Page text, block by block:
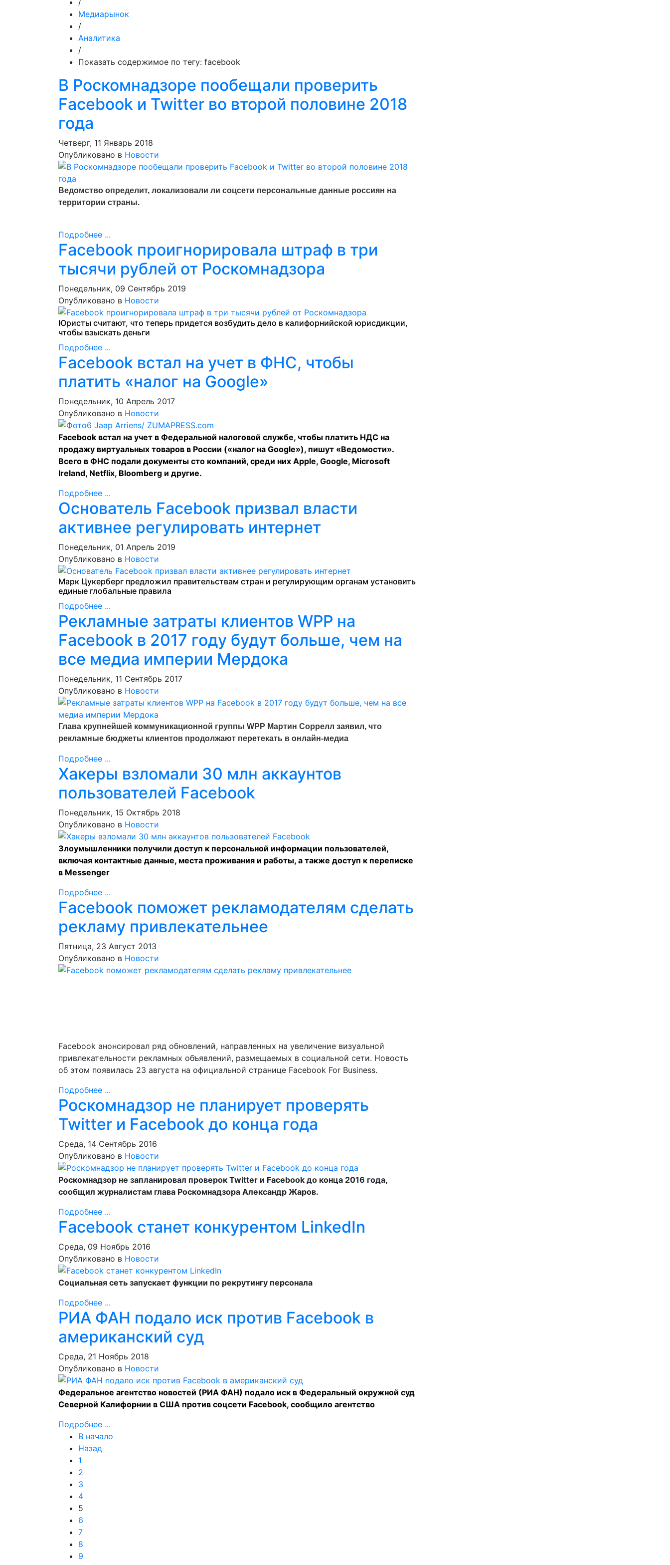
/
Медиарынок
/
Аналитика
/
Показать содержимое по тегу: facebook
В Роскомнадзоре пообещали проверить
Facebook и Twitter во второй половине 2018
года
Четверг, 11 Январь 2018
Опубликовано в Новости
Ведомство определит, локализовали ли соцсети персональные данные россиян на
территории страны.
Подробнее ...
Facebook проигнорировала штраф в три
тысячи рублей от Роскомнадзора
Понедельник, 09 Сентябрь 2019
Опубликовано в Новости
Юристы считают, что теперь придется возбудить дело в калифорнийской юрисдикции,
чтобы взыскать деньги
Подробнее ...
Facebook встал на учет в ФНС, чтобы
платить «налог на Google»
Понедельник, 10 Апрель 2017
Опубликовано в Новости
Facebook встал на учет в Федеральной налоговой службе, чтобы платить НДС на
продажу виртуальных товаров в России («налог на Google»), пишут «Ведомости».
Всего в ФНС подали документы сто компаний, среди них Apple, Google, Microsoft
Ireland, Netflix, Bloomberg и другие.
Подробнее ...
Основатель Facebook призвал власти
активнее регулировать интернет
Понедельник, 01 Апрель 2019
Опубликовано в Новости
Марк Цукерберг предложил правительствам стран и регулирующим органам установить
единые глобальные правила
Подробнее ...
Рекламные затраты клиентов WPP на
Facebook в 2017 году будут больше, чем на
все медиа империи Мердока
Понедельник, 11 Сентябрь 2017
Опубликовано в Новости
Глава крупнейшей коммуникационной группы WPP Мартин Соррелл заявил, что
рекламные бюджеты клиентов продолжают перетекать в онлайн-медиа
Подробнее ...
Хакеры взломали 30 млн аккаунтов
пользователей Facebook
Понедельник, 15 Октябрь 2018
Опубликовано в Новости
Злоумышленники получили доступ к персональной информации пользователей,
включая контактные данные, места проживания и работы, а также доступ к переписке
в Messenger
Подробнее ...
Facebook поможет рекламодателям сделать
рекламу привлекательнее
Пятница, 23 Август 2013
Опубликовано в Новости
Facebook анонсировал ряд обновлений, направленных на увеличение визуальной
привлекательности рекламных объявлений, размещаемых в социальной сети. Новость
об этом появилась 23 августа на официальной странице Facebook For Business.
Подробнее ...
Роскомнадзор не планирует проверять
Twitter и Facebook до конца года
Среда, 14 Сентябрь 2016
Опубликовано в Новости
Роскомнадзор не запланировал проверок Twitter и Facebook до конца 2016 года,
сообщил журналистам глава Роскомнадзора Александр Жаров.
Подробнее ...
Facebook станет конкурентом LinkedIn
Среда, 09 Ноябрь 2016
Опубликовано в Новости
Cоциальная сеть запускает функции по рекрутингу персонала
Подробнее ...
РИА ФАН подало иск против Facebook в
американский суд
Среда, 21 Ноябрь 2018
Опубликовано в Новости
Федеральное агентство новостей (РИА ФАН) подало иск в Федеральный окружной суд
Северной Калифорнии в США против соцсети Facebook, сообщило агентство
Подробнее ...
В начало
Назад
1
2
3
4
5
6
7
8
9